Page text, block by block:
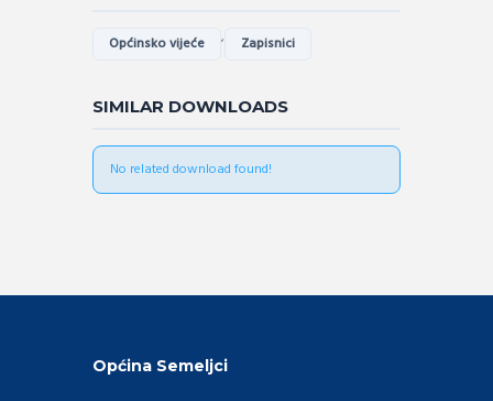
Općinsko vijeće , Zapisnici
SIMILAR DOWNLOADS
No related download found!
Općina Semeljci